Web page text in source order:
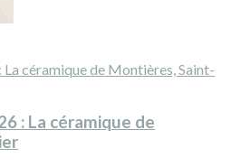
: La céramique de